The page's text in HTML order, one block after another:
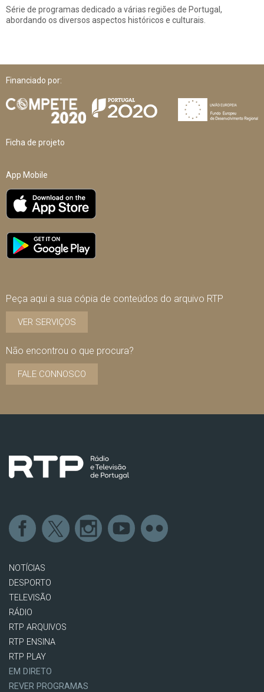
Série de programas dedicado a várias regiões de Portugal,
abordando os diversos aspectos históricos e culturais.
Financiado por:
Ficha de projeto
App Mobile
Peça aqui a sua cópia de conteúdos do arquivo RTP
VER SERVIÇOS
Não encontrou o que procura?
FALE CONNOSCO
NOTÍCIAS
DESPORTO
TELEVISÃO
RÁDIO
RTP ARQUIVOS
RTP ENSINA
RTP PLAY
EM DIRETO
REVER PROGRAMAS